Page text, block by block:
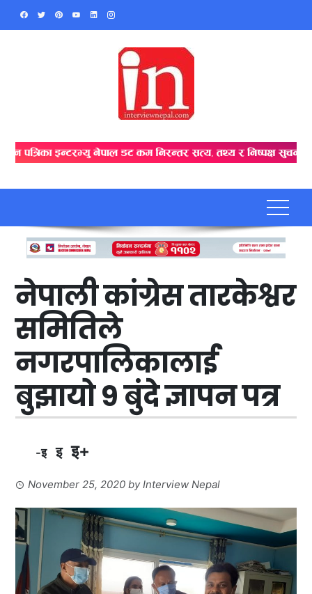
Skip
नेपाली कांग्रेस तारकेश्वर
समितिले
नगरपालिकालाई
बुझायो ९ बुंदे ज्ञापन पत्र
-इ इ इ+
November 25, 2020 byInterview Nepal